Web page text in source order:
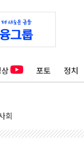
포토 정치
회